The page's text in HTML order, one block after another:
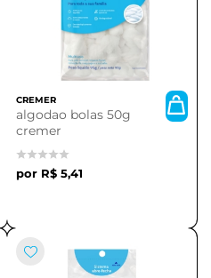
CREMER
algodao bolas 50g
cremer
R$ 5,41